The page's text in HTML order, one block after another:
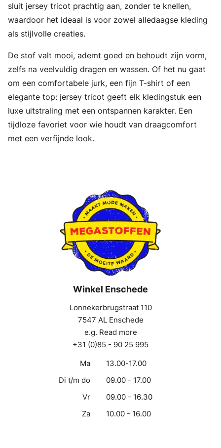
sluit jersey tricot prachtig aan, zonder te knellen,
waardoor het ideaal is voor zowel alledaagse kleding
als stijlvolle creaties.
De stof valt mooi, ademt goed en behoudt zijn vorm,
zelfs na veelvuldig dragen en wassen. Of het nu gaat
om een comfortabele jurk, een fijn T-shirt of een
elegante top: jersey tricot geeft elk kledingstuk een
luxe uitstraling met een ontspannen karakter. Een
tijdloze favoriet voor wie houdt van draagcomfort
met een verfijnde look.
Winkel Enschede
Lonnekerbrugstraat 110
7547 AL Enschede
e.g. Read more
+31 (0)85 - 90 25 995
Ma
13.00-17.00
Di t/m do
09.00 - 17.00
Vr
09.00 - 16.30
Za
10.00 - 16.00